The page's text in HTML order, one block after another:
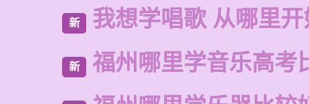
新 我想学唱歌 从哪里开
新 福州哪里学音乐高考